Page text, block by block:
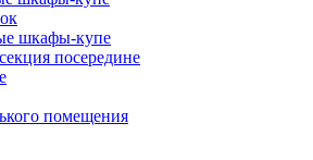
шкафы-купе
посередине
помещения